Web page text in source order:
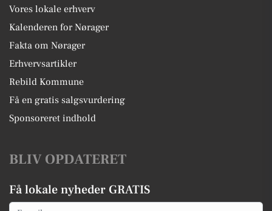
Vores lokale erhverv
Kalenderen for Nørager
Fakta om Nørager
Erhvervsartikler
Rebild Kommune
Få en gratis salgsvurdering
Sponsoreret indhold
BLIV OPDATERET
Få lokale nyheder GRATIS
Email